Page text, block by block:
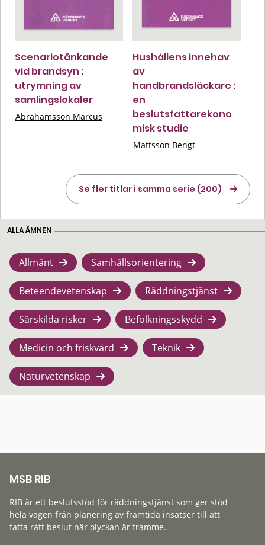
Scenariotänkande
vid brandsyn :
utrymning av
samlingslokaler
Abrahamsson Marcus
Hushållens innehav
av
handbrandsläckare :
en
beslutsfattarekono
misk studie
Mattsson Bengt
Se fler titlar i samma serie (200)
ALLA ÄMNEN
Allmänt Samhällsorientering
Beteendevetenskap Räddningstjänst
Särskilda risker Befolkningsskydd
Medicin och friskvård Teknik
Naturvetenskap
MSB RIB
RIB är ett beslutsstöd för räddningstjänst som ger stöd
hela vägen från planering av framtida insatser till att
fatta rätt beslut när olyckan är framme.